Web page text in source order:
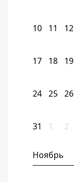
10 11 12
17 18 19
24 25 26
31 1 2
Ноябрь